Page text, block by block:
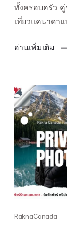
แบบ
มี
ดูแล
ทั้งครอบครัว
เที่ยวแคนาดา
อ่านเพิ่มเติม
RaknaCanada